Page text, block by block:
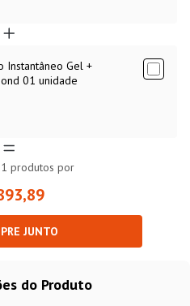
Instantâneo Gel +
01 unidade
1 produtos por
JUNTO
do Produto